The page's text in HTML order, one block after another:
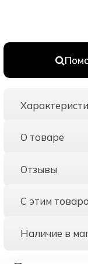
О товаре
Отзывы
С этим
Наличие в